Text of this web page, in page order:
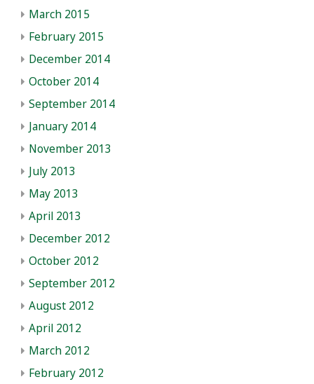
March 2015
February 2015
December 2014
October 2014
September 2014
January 2014
November 2013
July 2013
May 2013
April 2013
December 2012
October 2012
September 2012
August 2012
April 2012
March 2012
February 2012